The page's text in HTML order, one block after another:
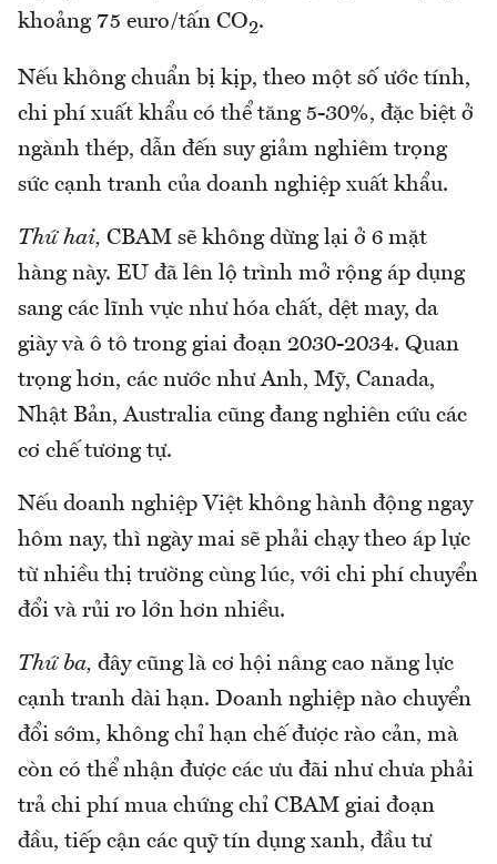
khoảng 75 euro/tấn CO2.
Nếu không chuẩn bị kịp, theo một số ước tính,
chi phí xuất khẩu có thể tăng 5-30%, đặc biệt ở
ngành thép, dẫn đến suy giảm nghiêm trọng
sức cạnh tranh của doanh nghiệp xuất khẩu.
Thứ hai, CBAM sẽ không dừng lại ở 6 mặt
hàng này. EU đã lên lộ trình mở rộng áp dụng
sang các lĩnh vực như hóa chất, dệt may, da
giày và ô tô trong giai đoạn 2030-2034. Quan
trọng hơn, các nước như Anh, Mỹ, Canada,
Nhật Bản, Australia cũng đang nghiên cứu các
cơ chế tương tự.
Nếu doanh nghiệp Việt không hành động ngay
hôm nay, thì ngày mai sẽ phải chạy theo áp lực
từ nhiều thị trường cùng lúc, với chi phí chuyển
đổi và rủi ro lớn hơn nhiều.
Thứ ba, đây cũng là cơ hội nâng cao năng lực
cạnh tranh dài hạn. Doanh nghiệp nào chuyển
đổi sớm, không chỉ hạn chế được rào cản, mà
còn có thể nhận được các ưu đãi như chưa phải
trả chi phí mua chứng chỉ CBAM giai đoạn
đầu, tiếp cận các quỹ tín dụng xanh, đầu tư